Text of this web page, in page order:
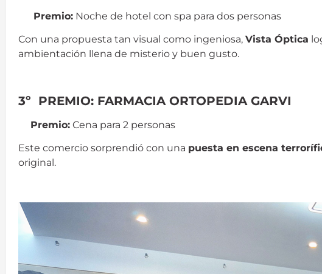
Premio: Noche de hotel con spa para dos personas
Con una propuesta tan visual como ingeniosa, Vista Óptica
ambientación llena de misterio y buen gusto.
3º PREMIO: FARMACIA ORTOPEDIA GARVI
Premio: Cena para 2 personas
Este comercio sorprendió con una puesta en escena
original.